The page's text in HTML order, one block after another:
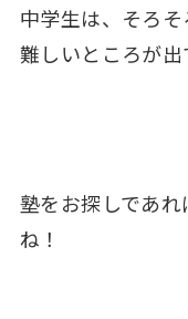
中学生は、そろ
難しいところが出
塾をお探しであ
ね！